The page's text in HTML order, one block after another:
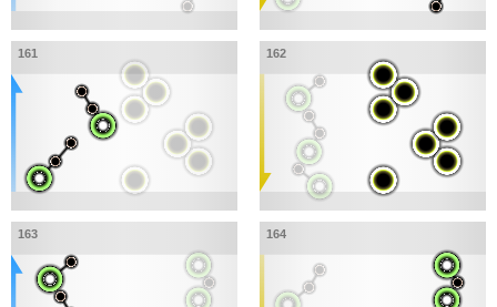
161 162
163 164